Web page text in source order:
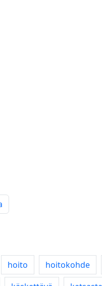
hoito hoitokohde